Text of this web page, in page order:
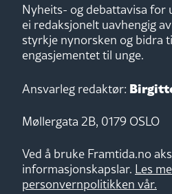
Nyheits- og debattavisa for
ei redaksjonelt uavhengig
styrkje nynorsken og bidra
engasjementet til unge.
Ansvarleg redaktør:
Møllergata 2B, 0179 OSLO
Ved å bruke Framtida.no
informasjonskapslar. Les
personvernpolitikken vår.